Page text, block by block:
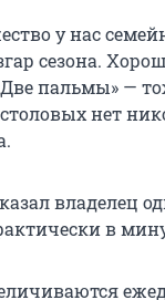
у нас
сезона.
пальмы» —
нет
владелец
в